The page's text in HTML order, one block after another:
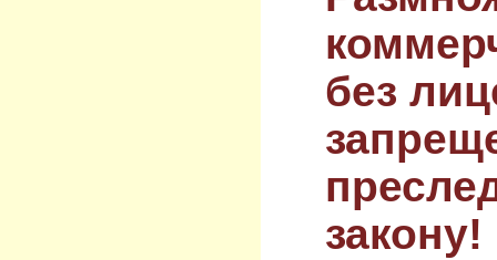
без
закону!